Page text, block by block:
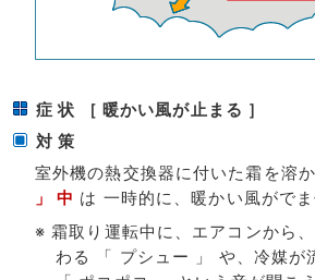
症 状 ［ 暖かい風が止まる ］
対 策
室外機の熱交換器に付いた霜を溶
」 中 は 一時的に、暖かい風がでま
※ 霜取り運転中に、エアコンから
わる 「 プシュー 」 や、冷媒が